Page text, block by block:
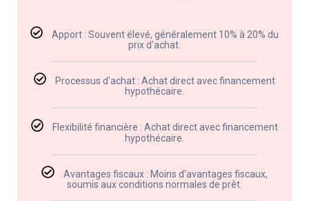
Apport : Souvent élevé, généralement 10% à 20% du
prix d'achat.
Processus d'achat : Achat direct avec financement
hypothécaire.
Flexibilité financière : Achat direct avec financement
hypothécaire.
Avantages fiscaux : Moins d'avantages fiscaux,
soumis aux conditions normales de prêt.